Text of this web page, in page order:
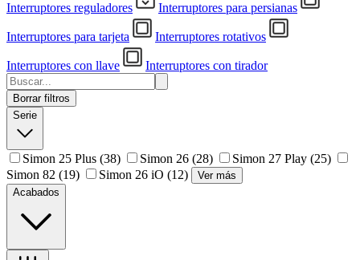
Interruptores reguladores Interruptores para persianas
Interruptores para tarjeta Interruptores rotativos
Interruptores con llave Interruptores con tirador
Borrar filtros
Serie
Simon 25 Plus (38) Simon 26 (28) Simon 27 Play (25)
Simon 82 (19) Simon 26 iO (12)
Ver más
Acabados